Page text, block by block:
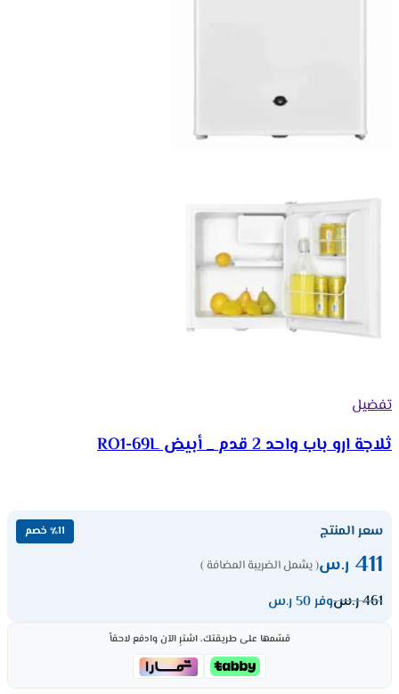
تفضيل
ثلاجة ارو باب واحد 2 قدم _ أبيض RO1-69L
سعر المنتج ٪11 خصم
411 ر.س( يشمل الضريبة المضافة )
461ر.سوفر 50 ر.س
قسّمها على طريقتك، اشترِ الآن وادفع لاحقاً